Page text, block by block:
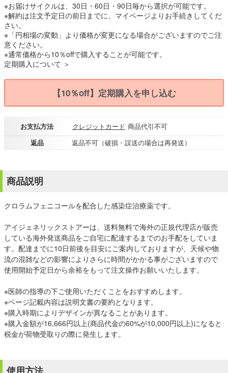
※お届けサイクルは、30日・60日・90日毎から選択が可能です。
※解約は注文予定日の前日までに、マイページよりお手続きしてくだ
さい。
※「円相場の変動」より価格が変更になる場合がございますのでご注
意ください。
※通常価格から10％offで購入することが可能です。
定期購入について ＞
【10％off】定期購入を申し込む
お支払方法 クレジットカード 商品代引不可
返品
返品不可（破損・誤送の場合は再発送）
商品説明
クロラムフェニコールを配合した感染症治療薬です。
アイジェネリックストアーは、送料無料で海外の正規代理店が販売
している海外発送商品をご自宅に配達するまでのお手配をしていま
す。配達までに10日前後を目安にご案内しておりますが、天候や物
流の混雑などの影響によりさらに時間がかかる事がございますので
使用開始予定日から余裕をもって注文操作お願いいたします。
※医師の指導の下ご使用いただくことをおすすめします。
※ページ記載内容は説明文書の要約となります。
※購入時期によりデザインが異なることがあります。
※購入金額が16,666円以上(商品代金の60%が10,000円以上)になると
税金が荷物受取りの際に発生します。